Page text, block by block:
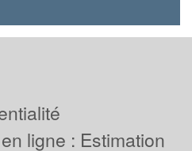
ligne : Estimation